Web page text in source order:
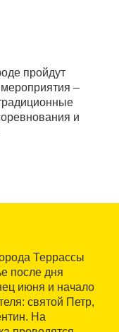
пройдут
–
и
Террассы
после дня
июня и начало
святой Петр,
На